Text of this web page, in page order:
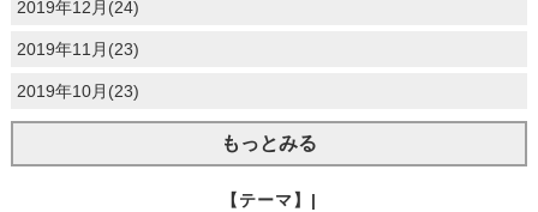
2019年12月(24)
2019年11月(23)
2019年10月(23)
もっとみる
【テーマ】|